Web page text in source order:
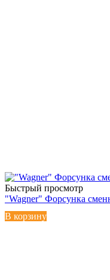
Быстрый просмотр
"Wagner" Форсунка
В корзину